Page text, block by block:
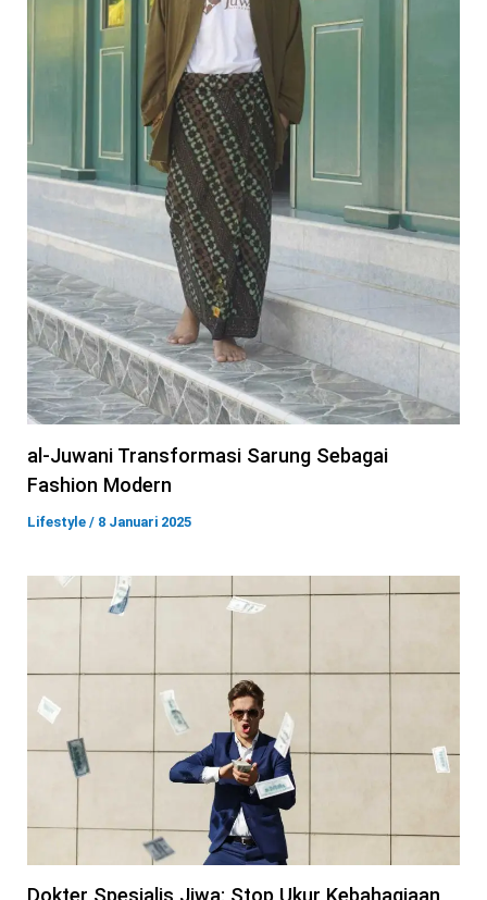
al-Juwani Transformasi Sarung Sebagai
Fashion Modern
Lifestyle / 8 Januari 2025
Dokter Spesialis Jiwa: Stop Ukur Kebahagiaan